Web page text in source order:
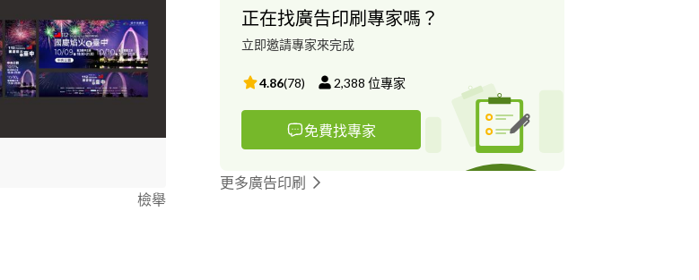
檢舉
正在找廣告印刷專家嗎？
立即邀請專家來完成
4.86(78) 2,388 位專家
免費找專家
更多廣告印刷